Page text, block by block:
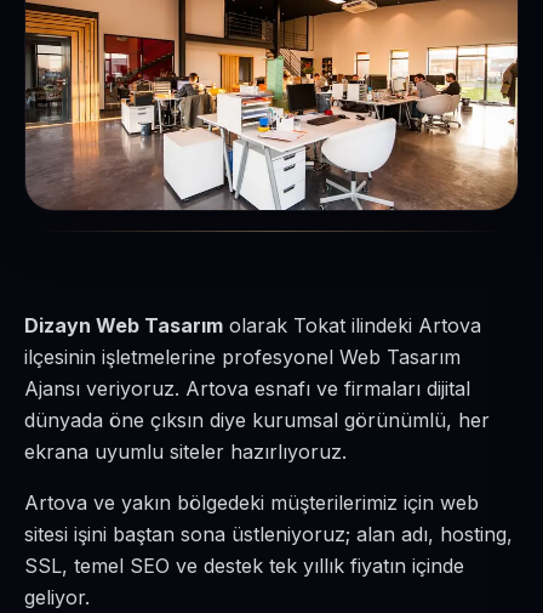
Dizayn Web Tasarım olarak Tokat ilindeki Artova
ilçesinin işletmelerine profesyonel Web Tasarım
Ajansı veriyoruz. Artova esnafı ve firmaları dijital
dünyada öne çıksın diye kurumsal görünümlü, her
ekrana uyumlu siteler hazırlıyoruz.
Artova ve yakın bölgedeki müşterilerimiz için web
sitesi işini baştan sona üstleniyoruz; alan adı, hosting,
SSL, temel SEO ve destek tek yıllık fiyatın içinde
geliyor.